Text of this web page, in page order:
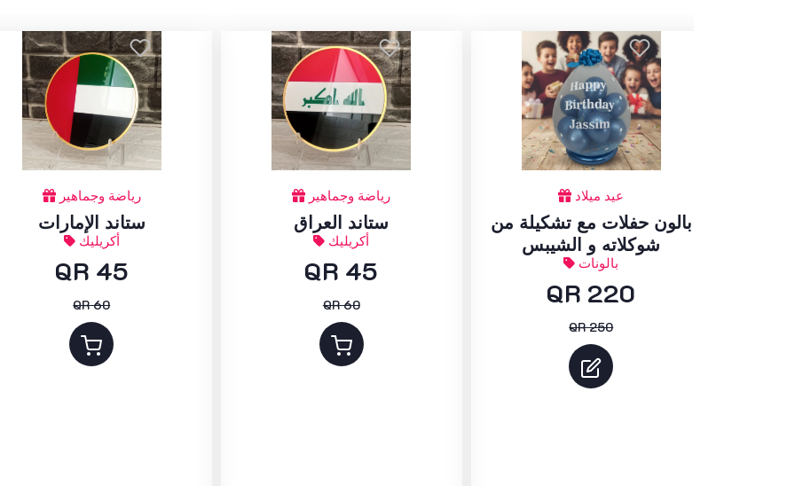
رياضة وجماهير
ستاند الإمارات
أكريليك
QR 45
QR 60
رياضة وجماهير
ستاند العراق
أكريليك
QR 45
QR 60
عيد ميلاد
بالون حفلات مع تشكيلة من
شوكلاته و الشيبس
بالونات
QR 220
QR 250